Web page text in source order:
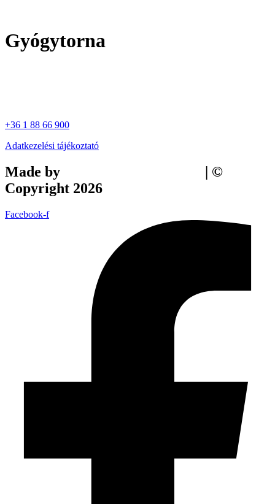
Gyógytorna
+36 1 88 66 900
Adatkezelési tájékoztató
Made by
| ©
Copyright 2026
Facebook-f